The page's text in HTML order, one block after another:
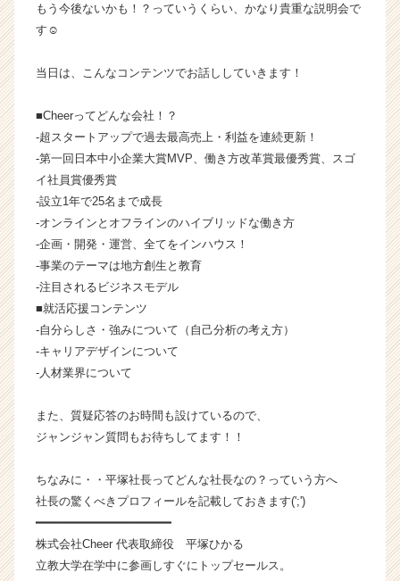
就
イ
ア
キ
ャ
ア
（C
h
e
r
C
a
r
もう今後ないかも！？っていうくらい、かなり貴重な説明会で
す☺
当日は、こんなコンテンツでお話ししていきます！
■Cheerってどんな会社！？
-超スタートアップで過去最高売上・利益を連続更新！
-第一回日本中小企業大賞MVP、働き方改革賞最優秀賞、スゴ
イ社員賞優秀賞
-設立1年で25名まで成長
-オンラインとオフラインのハイブリッドな働き方
-企画・開発・運営、全てをインハウス！
-事業のテーマは地方創生と教育
-注目されるビジネスモデル
■就活応援コンテンツ
-自分らしさ・強みについて（自己分析の考え方）
-キャリアデザインについて
-人材業界について
また、質疑応答のお時間も設けているので、
ジャンジャン質問もお待ちしてます！！
ちなみに・・平塚社長ってどんな社長なの？っていう方へ
社長の驚くべきプロフィールを記載しておきます(';')
━━━━━━━━━━━━━━━━━━━
株式会社Cheer 代表取締役 平塚ひかる
立教大学在学中に参画しすぐにトップセールス。